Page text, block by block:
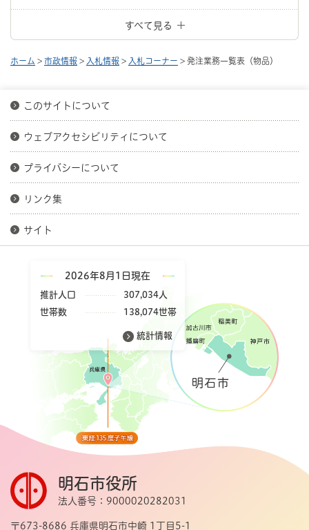
すべて見る
ホーム > 市政情報 > 入札情報 > 入札コーナー > 発注業務一覧表（物品）
このサイトについて
ウェブアクセシビリティについて
プライバシーについて
リンク集
サイト
2026年8月1日現在
推計人口
307,034人
世帯数
138,074世帯
統計情報
明石市役所
法人番号：9000020282031
〒673-8686 兵庫県明石市中崎 1丁目5-1